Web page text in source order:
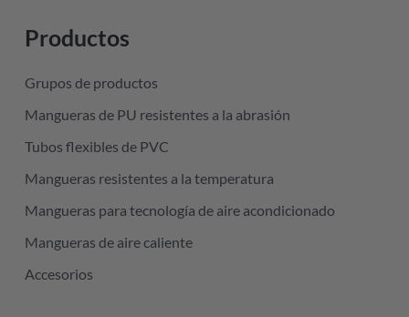
Productos
Grupos de productos
Mangueras de PU resistentes a la abrasión
Tubos flexibles de PVC
Mangueras resistentes a la temperatura
Mangueras para tecnología de aire acondicionado
Mangueras de aire caliente
Accesorios